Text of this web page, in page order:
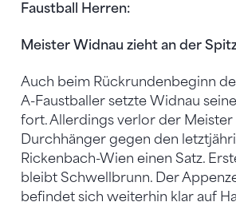
Faustball Herren:
Meister Widnau zieht an der
Auch beim Rückrundenbeginn
A-Faustballer setzte Widnau
fort. Allerdings verlor der Meister
Durchhänger gegen den
Rickenbach-Wien einen Satz.
bleibt Schwellbrunn. Der
befindet sich weiterhin klar auf